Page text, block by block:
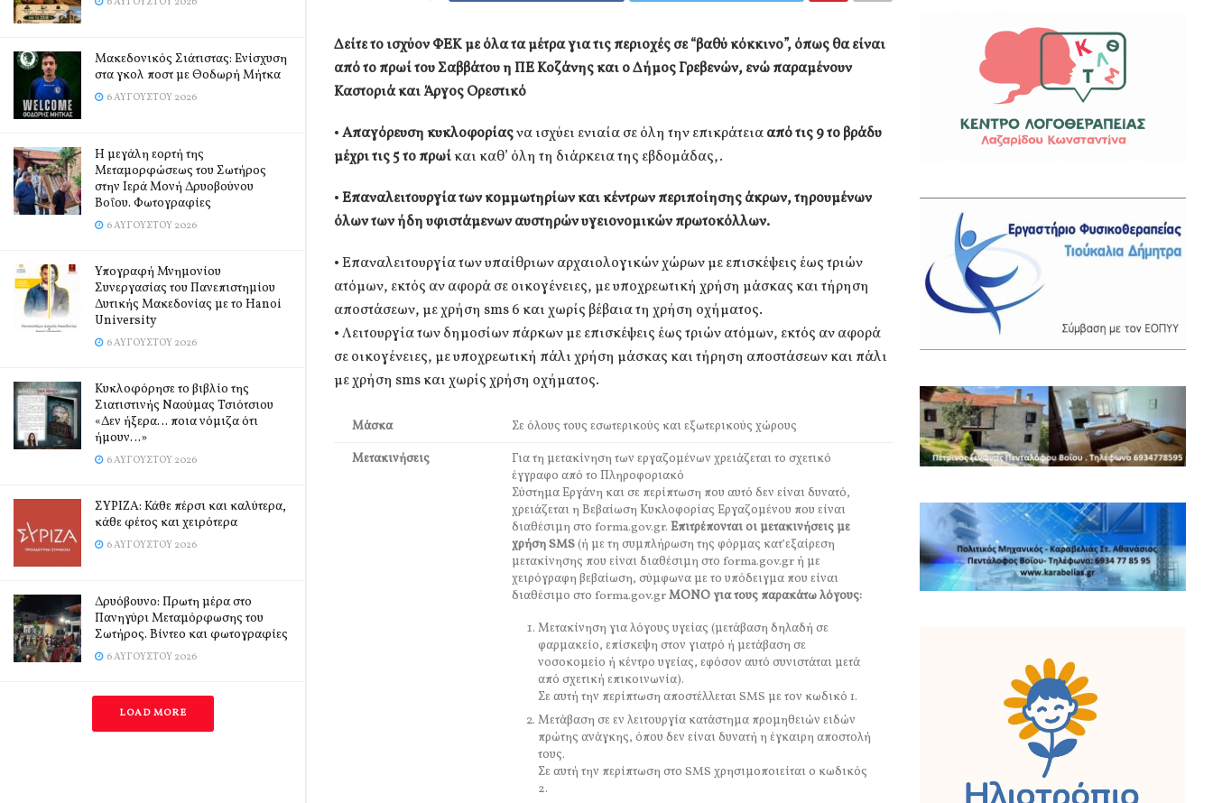
Μακεδονικός Σιάτιστας: Ενίσχυση
στα γκολ ποστ με Θοδωρή Μήτκα
6 ΑΥΓΟΎΣΤΟΥ 2026
Η μεγάλη εορτή της
Μεταμορφώσεως του Σωτήρος
στην Ιερά Μονή Δρυοβούνου
Βοΐου. Φωτογραφίες
6 ΑΥΓΟΎΣΤΟΥ 2026
Υπογραφή Μνημονίου
Συνεργασίας του Πανεπιστημίου
Δυτικής Μακεδονίας με το Hanoi
University
6 ΑΥΓΟΎΣΤΟΥ 2026
Κυκλοφόρησε το βιβλίο της
Σιατιστινής Ναούμας Τσιότσιου
«Δεν ήξερα… ποια νόμιζα ότι
ήμουν…»
6 ΑΥΓΟΎΣΤΟΥ 2026
ΣΥΡΙΖΑ: Κάθε πέρσι και καλύτερα,
κάθε φέτος και χειρότερα
6 ΑΥΓΟΎΣΤΟΥ 2026
Δρυόβουνο: Πρωτη μέρα στο
Πανηγύρι Μεταμόρφωσης του
Σωτήρος. Βίντεο και φωτογραφίες
6 ΑΥΓΟΎΣΤΟΥ 2026
LOAD MORE
Δείτε το ισχύον ΦΕΚ με όλα τα μέτρα για τις περιοχές σε “βαθύ κόκκινο”, όπως θα είναι
από το πρωί του Σαββάτου η ΠΕ Κοζάνης και ο Δήμος Γρεβενών, ενώ παραμένουν
Καστοριά και Άργος Ορεστικό
•Απαγόρευση κυκλοφορίαςνα ισχύει ενιαία σε όλη την επικράτειααπό τις 9 το βράδυ
μέχρι τις 5 το πρωίκαι καθ’ όλη τη διάρκεια της εβδομάδας,.
•Επαναλειτουργία των κομμωτηρίων και κέντρων περιποίησης άκρων, τηρουμένων
όλων των ήδη υφιστάμενων αυστηρών υγειονομικών πρωτοκόλλων.
• Επαναλειτουργία των υπαίθριων αρχαιολογικών χώρων με επισκέψεις έως τριών
ατόμων, εκτός αν αφορά σε οικογένειες, με υποχρεωτική χρήση μάσκας και τήρηση
αποστάσεων, με χρήση sms 6 και χωρίς βέβαια τη χρήση οχήματος.
• Λειτουργία των δημοσίων πάρκων με επισκέψεις έως τριών ατόμων, εκτός αν αφορά
σε οικογένειες, με υποχρεωτική πάλι χρήση μάσκας και τήρηση αποστάσεων και πάλι
με χρήση sms και χωρίς χρήση οχήματος.
Μάσκα
Σε όλους τους εσωτερικούς και εξωτερικούς χώρους
Μετακινήσεις
Για τη μετακίνηση των εργαζομένων χρειάζεται το σχετικό
έγγραφο από το Πληροφοριακό
Σύστημα Εργάνη και σε περίπτωση που αυτό δεν είναι δυνατό,
χρειάζεται η Βεβαίωση Κυκλοφορίας Εργαζομένου που είναι
διαθέσιμη στο forma.gov.gr. Επιτρέπονται οι μετακινήσεις με
χρήση SMS(ή με τη συμπλήρωση της φόρμας κατ’εξαίρεση
μετακίνησης που είναι διαθέσιμη στο forma.gov.gr ή με
χειρόγραφη βεβαίωση, σύμφωνα με το υπόδειγμα που είναι
διαθέσιμο στο forma.gov.grΜΟΝΟ για τους παρακάτω λόγους:
Μετακίνηση για λόγους υγείας (μετάβαση δηλαδή σε
φαρμακείο, επίσκεψη στον γιατρό ή μετάβαση σε
νοσοκομείο ή κέντρο υγείας, εφόσον αυτό συνιστάται μετά
από σχετική επικοινωνία).
Σε αυτή την περίπτωση αποστέλλεται SMS με τον κωδικό 1.
Μετάβαση σε εν λειτουργία κατάστημα προμηθειών ειδών
πρώτης ανάγκης, όπου δεν είναι δυνατή η έγκαιρη αποστολή
τους.
Σε αυτή την περίπτωση στο SMS χρησιμοποιείται ο κωδικός
2.